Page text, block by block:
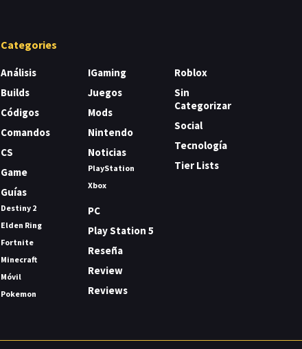
Categories
Análisis
Builds
Códigos
Comandos
CS
Game
Guías
Destiny 2
Elden Ring
Fortnite
Minecraft
Móvil
Pokemon
IGaming
Juegos
Mods
Nintendo
Noticias
PlayStation
Xbox
PC
Play Station 5
Reseña
Review
Reviews
Roblox
Sin
Categorizar
Social
Tecnología
Tier Lists